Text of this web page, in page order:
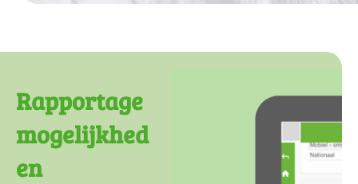
Rapportage
mogelijkhed
en